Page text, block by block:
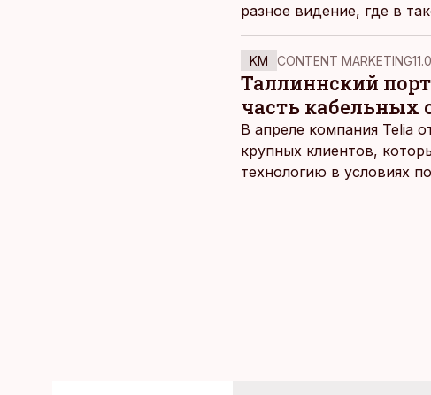
разное видение, где в
KM CONTENT MARKETING
Таллиннский
часть кабельных
В апреле компания Telia
крупных клиентов,
технологию в условиях